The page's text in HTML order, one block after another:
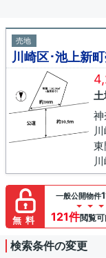
売地
川崎区･池上新
神
無料
一般公開物件
121件閲覧可
検索条件の変更